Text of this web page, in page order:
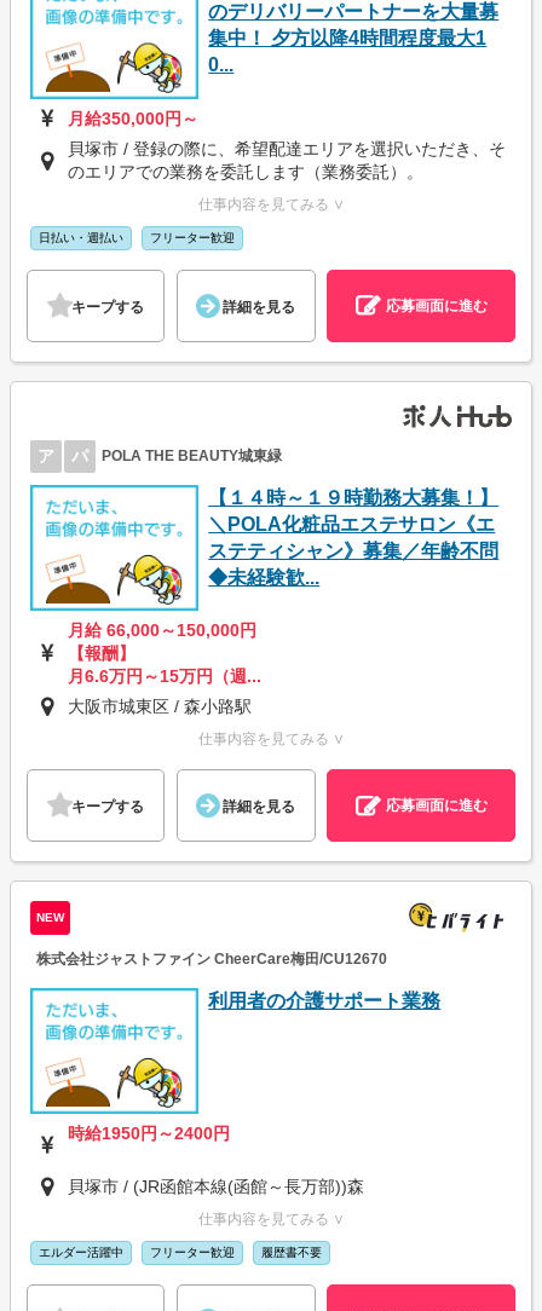
のデリバリーパートナーを大量募
集中！ 夕方以降4時間程度最大1
0...
月給350,000円～
貝塚市 / 登録の際に、希望配達エリアを選択いただき、そ
のエリアでの業務を委託します（業務委託）。
仕事内容を見てみる ∨
日払い・週払い フリーター歓迎
キープする 詳細を見る 応募画面に進む
ア パ POLA THE BEAUTY城東緑
【１４時～１９時勤務大募集！】
＼POLA化粧品エステサロン《エ
ステティシャン》募集／年齢不問
◆未経験歓...
月給 66,000～150,000円
【報酬】
月6.6万円～15万円（週...
大阪市城東区 / 森小路駅
仕事内容を見てみる ∨
キープする 詳細を見る 応募画面に進む
NEW
株式会社ジャストファイン CheerCare梅田/CU12670
利用者の介護サポート業務
時給1950円～2400円
貝塚市 / (JR函館本線(函館～長万部))森
仕事内容を見てみる ∨
エルダー活躍中 フリーター歓迎 履歴書不要